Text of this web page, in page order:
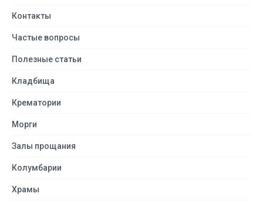
Контакты
Частые вопросы
Полезные статьи
Кладбища
Крематории
Морги
Залы прощания
Колумбарии
Храмы